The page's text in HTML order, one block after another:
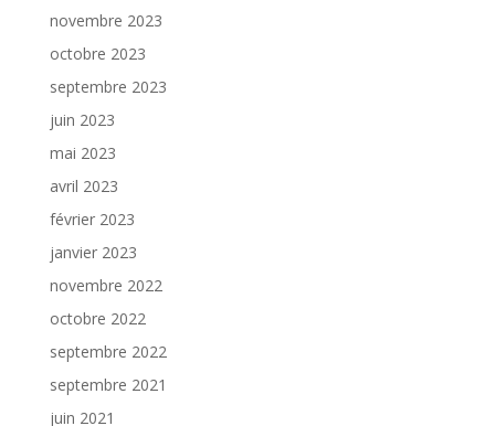
novembre 2023
octobre 2023
septembre 2023
juin 2023
mai 2023
avril 2023
février 2023
janvier 2023
novembre 2022
octobre 2022
septembre 2022
septembre 2021
juin 2021